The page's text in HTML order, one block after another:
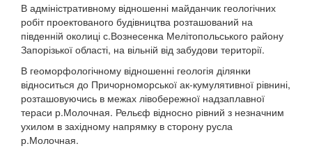
В адміністративному відношенні майданчик геологічних
робіт проектованого будівництва розташований на
південній околиці с.Вознесенка Мелітопольського району
Запорізької області, на вільній від забудови території.
В геоморфологічному відношенні геологія ділянки
відноситься до Причорноморської ак-кумулятивної рівнині,
розташовуючись в межах лівобережної надзаплавної
тераси р.Молочная. Рельєф відносно рівний з незначним
ухилом в західному напрямку в сторону русла
р.Молочная.